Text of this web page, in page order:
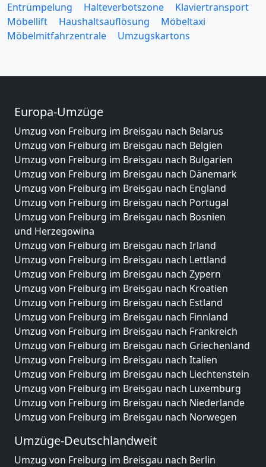
Entrümpelung
Halteverbotszone
Klaviertransport
Möbellift
Haushaltsauflösung
Möbeltaxi
Möbelmitfahrzentrale
Umzugskartons
Europa-Umzüge
Umzug von Freiburg im Breisgau nach Belarus
Umzug von Freiburg im Breisgau nach Belgien
Umzug von Freiburg im Breisgau nach Bulgarien
Umzug von Freiburg im Breisgau nach Dänemark
Umzug von Freiburg im Breisgau nach England
Umzug von Freiburg im Breisgau nach Portugal
Umzug von Freiburg im Breisgau nach Bosnien
und Herzegowina
Umzug von Freiburg im Breisgau nach Irland
Umzug von Freiburg im Breisgau nach Lettland
Umzug von Freiburg im Breisgau nach Zypern
Umzug von Freiburg im Breisgau nach Kroatien
Umzug von Freiburg im Breisgau nach Estland
Umzug von Freiburg im Breisgau nach Finnland
Umzug von Freiburg im Breisgau nach Frankreich
Umzug von Freiburg im Breisgau nach Griechenland
Umzug von Freiburg im Breisgau nach Italien
Umzug von Freiburg im Breisgau nach Liechtenstein
Umzug von Freiburg im Breisgau nach Luxemburg
Umzug von Freiburg im Breisgau nach Niederlande
Umzug von Freiburg im Breisgau nach Norwegen
Umzüge-Deutschlandweit
Umzug von Freiburg im Breisgau nach Berlin